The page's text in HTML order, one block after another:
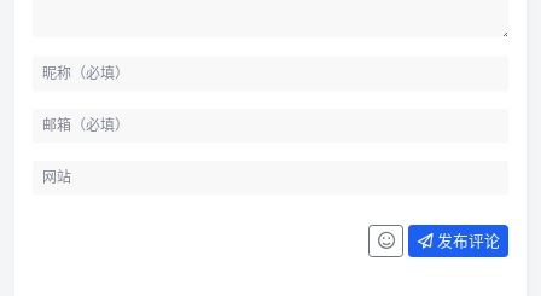
发布评论